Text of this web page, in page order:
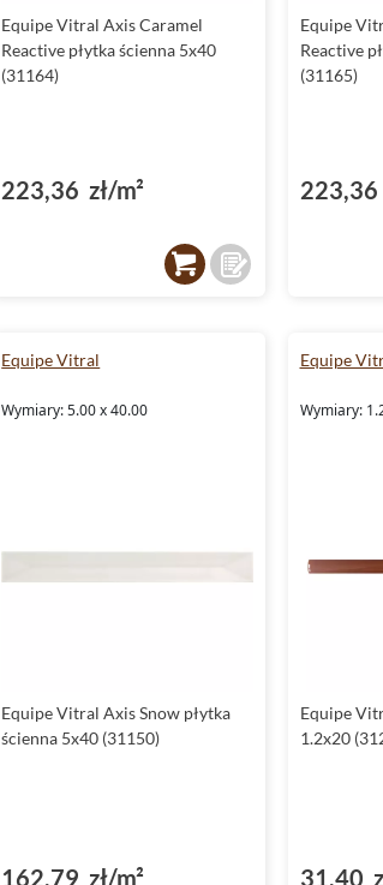
Equipe Vitral Axis Caramel
Reactive płytka ścienna 5x40
(31164)
223,36 zł/m²
Equipe
Reactive
(31165)
223,36
Equipe Vitral
Wymiary: 5.00 x 40.00
Equipe Vitral Axis Snow płytka
ścienna 5x40 (31150)
162,79 zł/m²
Equipe
Wymiary:
Equipe
1.2x20
31,40